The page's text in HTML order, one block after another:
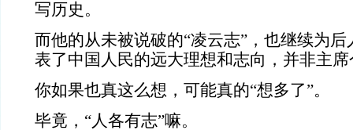
写历史。
而他的从未被说破的“凌云志”，也继续为
表了中国人民的远大理想和志向，并非主
你如果也真这么想，可能真的“想多了”。
毕竟，“人各有志”嘛。